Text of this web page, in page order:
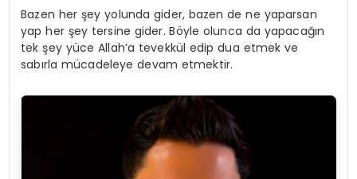
Bazen her şey yolunda gider, bazen de ne yaparsan
yap her şey tersine gider. Böyle olunca da yapacağın
tek şey yüce Allah’a tevekkül edip dua etmek ve
sabırla mücadeleye devam etmektir.